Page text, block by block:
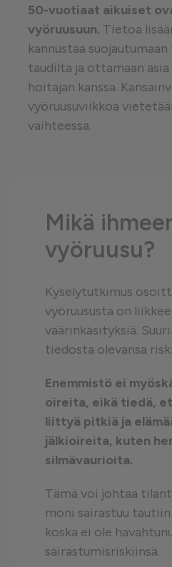
50-vuotiaat aikuiset
vyöruusuun. Tietoa
kannustaa
taudilta ja ottamaan
hoitajan kanssa.
vyöruusuviikkoa
vaihteessa.
Mikä
vyöruusu?
Kyselytutkimus
vyöruususta on
väärinkäsityksiä.
tiedosta olevansa
Enemmistö ei
oireita, eikä tiedä,
liittyä pitkiä ja
jälkioireita, kuten
silmävaurioita.
Tämä voi johtaa
moni sairastuu
koska ei ole
sairastumisriskiinsä.